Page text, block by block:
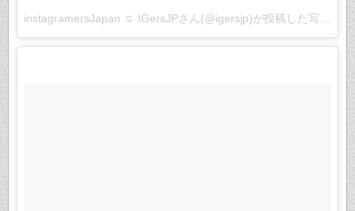
instagramersJapan ☺︎ IGersJPさん(@igersjp)が投稿した写真 –